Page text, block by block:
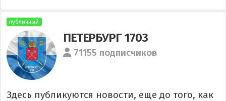
публичный
ПЕТЕРБУРГ 1703
71155 подписчиков
Здесь публикуются новости, еще до того, как